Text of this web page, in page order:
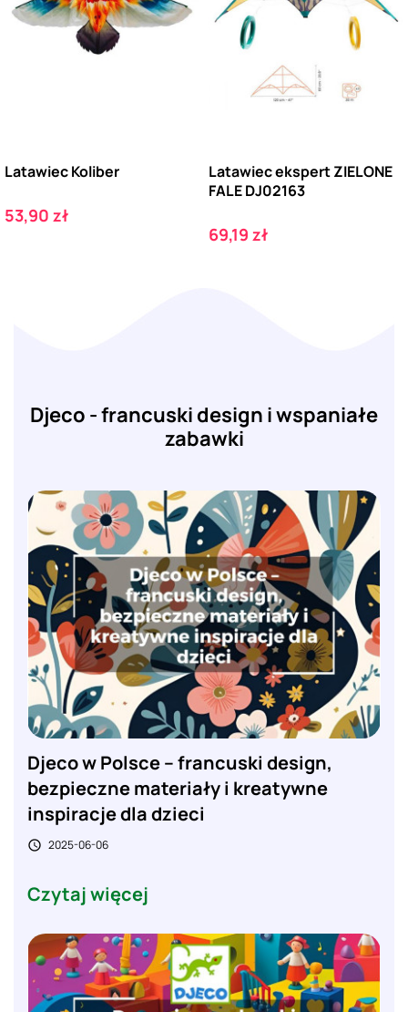
Latawiec Koliber
Cena
53,90 zł
Latawiec ekspert ZIELONE
FALE DJ02163
Cena
69,19 zł
Djeco - francuski design i wspaniałe
zabawki
Djeco w Polsce – francuski design,
bezpieczne materiały i kreatywne
inspiracje dla dzieci
 2025-06-06
Czytaj więcej